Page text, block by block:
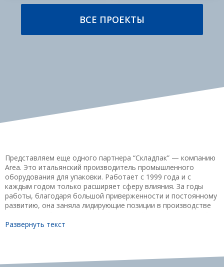
ВСЕ ПРОЕКТЫ
Представляем еще одного партнера “Складпак” — компанию
Area. Это итальянский производитель промышленного
оборудования для упаковки. Работает с 1999 года и с
каждым годом только расширяет сферу влияния. За годы
работы, благодаря большой приверженности и постоянному
развитию, она заняла лидирующие позиции в производстве
осью.
является идеальным партнером для сектора древесины
Развернуть текст